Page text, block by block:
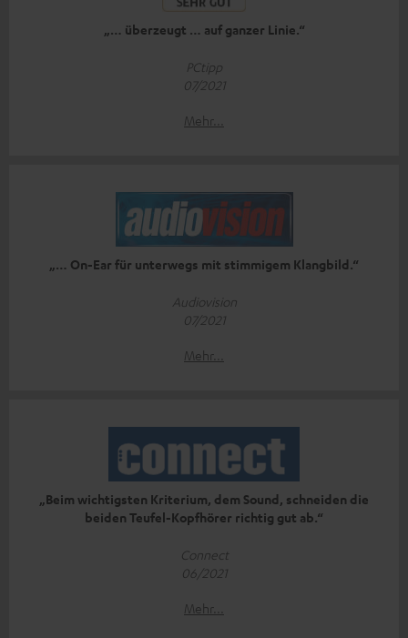
„… überzeugt … auf ganzer Linie.“
PCtipp
07/2021
Mehr...
„… On-Ear für unterwegs mit stimmigem Klangbild.“
Audiovision
07/2021
Mehr...
„Beim wichtigsten Kriterium, dem Sound, schneiden die
beiden Teufel-Kopfhörer richtig gut ab.“
Connect
06/2021
Mehr...